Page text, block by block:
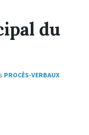
du
PROCÈS-VERBAUX